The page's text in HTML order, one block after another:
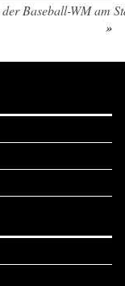
der Baseball-WM am
»